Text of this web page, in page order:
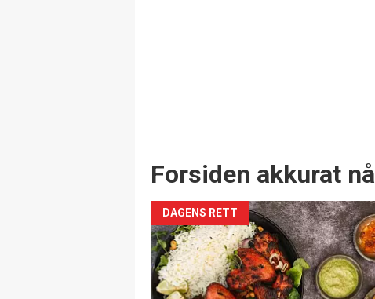
Forsiden akkurat nå
DAGENS RETT